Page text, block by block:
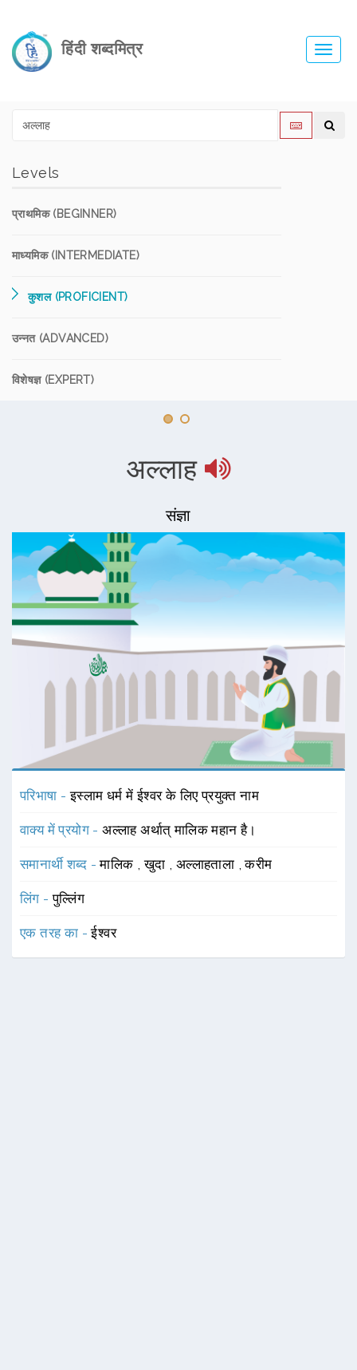
हिंदी शब्दमित्र
Levels
प्राथमिक (BEGINNER)
माध्यमिक (INTERMEDIATE)
कुशल (PROFICIENT)
उन्नत (ADVANCED)
विशेषज्ञ (EXPERT)
अल्लाह
संज्ञा
परिभाषा -इस्लाम धर्म में ईश्वर के लिए प्रयुक्त नाम
वाक्य में प्रयोग -अल्लाह अर्थात् मालिक महान है।
समानार्थी शब्द -मालिक ,खुदा अल्लाहताला ,करीम
लिंग -पुल्लिंग
एक तरह का -ईश्वर